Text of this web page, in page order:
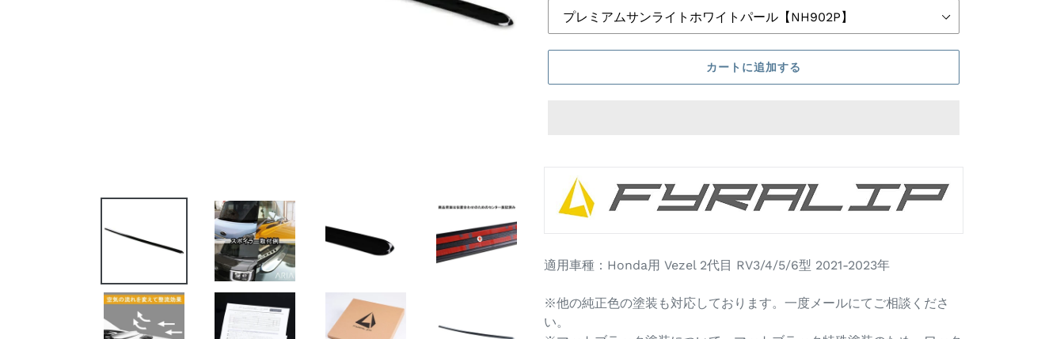
カートに追加する
を
加
す
適用車種：Honda用 Vezel 2代目 RV3/4/5/6型 2021-2023年
※他の純正色の塗装も対応しております。一度メールにてご相談くださ
い。